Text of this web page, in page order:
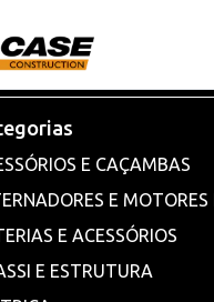
E CAÇAMBAS
E MOTORES
E ACESSÓRIOS
E ESTRUTURA